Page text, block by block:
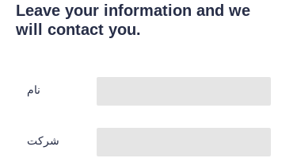
Leave your information and we
will contact you.
نام
شرکت